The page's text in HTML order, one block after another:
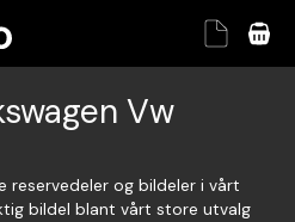
Vw
reservedeler og bildeler i vårt
bildel blant vårt store utvalg